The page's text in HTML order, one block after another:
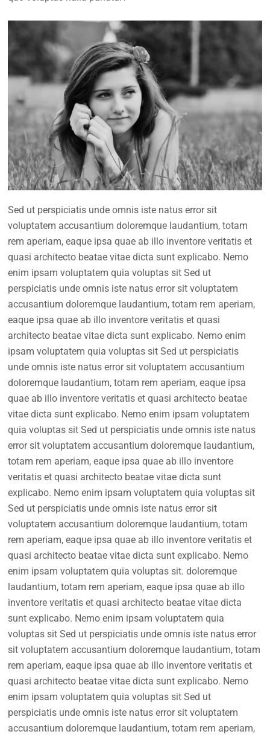
Sed ut perspiciatis unde omnis iste natus error sit
voluptatem accusantium doloremque laudantium, totam
rem aperiam, eaque ipsa quae ab illo inventore veritatis et
quasi architecto beatae vitae dicta sunt explicabo. Nemo
enim ipsam voluptatem quia voluptas sit Sed ut
perspiciatis unde omnis iste natus error sit voluptatem
accusantium doloremque laudantium, totam rem aperiam,
eaque ipsa quae ab illo inventore veritatis et quasi
architecto beatae vitae dicta sunt explicabo. Nemo enim
ipsam voluptatem quia voluptas sit Sed ut perspiciatis
unde omnis iste natus error sit voluptatem accusantium
doloremque laudantium, totam rem aperiam, eaque ipsa
quae ab illo inventore veritatis et quasi architecto beatae
vitae dicta sunt explicabo. Nemo enim ipsam voluptatem
quia voluptas sit Sed ut perspiciatis unde omnis iste natus
error sit voluptatem accusantium doloremque laudantium,
totam rem aperiam, eaque ipsa quae ab illo inventore
veritatis et quasi architecto beatae vitae dicta sunt
explicabo. Nemo enim ipsam voluptatem quia voluptas sit
Sed ut perspiciatis unde omnis iste natus error sit
voluptatem accusantium doloremque laudantium, totam
rem aperiam, eaque ipsa quae ab illo inventore veritatis et
quasi architecto beatae vitae dicta sunt explicabo. Nemo
enim ipsam voluptatem quia voluptas sit. doloremque
laudantium, totam rem aperiam, eaque ipsa quae ab illo
inventore veritatis et quasi architecto beatae vitae dicta
sunt explicabo. Nemo enim ipsam voluptatem quia
voluptas sit Sed ut perspiciatis unde omnis iste natus error
sit voluptatem accusantium doloremque laudantium, totam
rem aperiam, eaque ipsa quae ab illo inventore veritatis et
quasi architecto beatae vitae dicta sunt explicabo. Nemo
enim ipsam voluptatem quia voluptas sit Sed ut
perspiciatis unde omnis iste natus error sit voluptatem
accusantium doloremque laudantium, totam rem aperiam,